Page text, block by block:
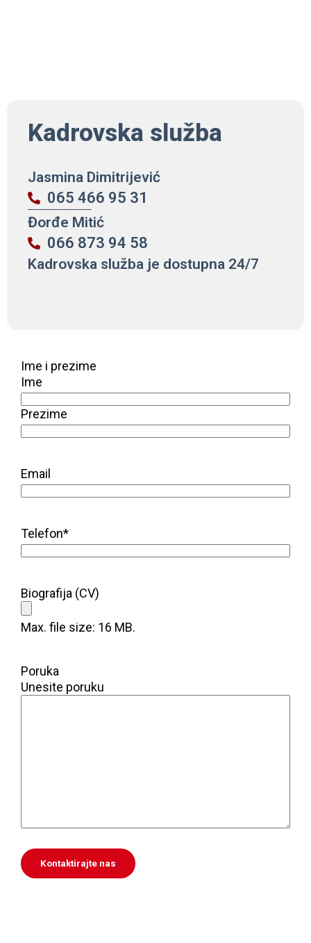
Kadrovska služba
Jasmina Dimitrijević
065 466 95 31
Đorđe Mitić
066 873 94 58
Kadrovska služba je dostupna 24/7
Ime i prezime
Ime
Prezime
Email
Telefon*
Biografija (CV)
Max. file size: 16 MB.
Poruka
Unesite poruku